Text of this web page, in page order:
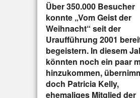
Über 350.000 Besucher
konnte „Vom Geist der
Weihnacht“ seit der
Uraufführung 2001
begeistern. In diesem
könnten noch ein paar
hinzukommen,
doch Patricia Kelly,
ehemaliges Mitglied der